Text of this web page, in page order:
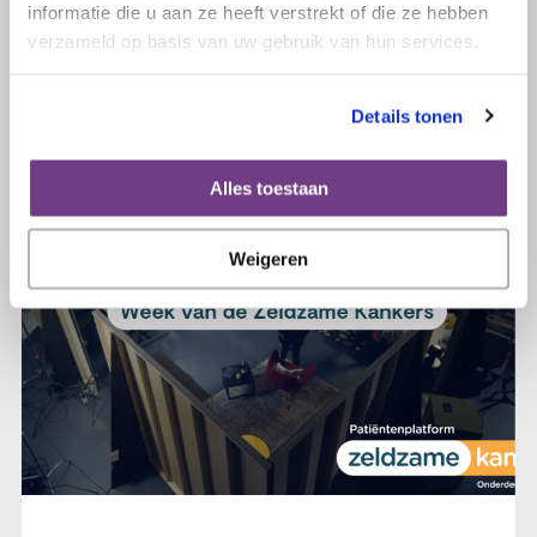
informatie die u aan ze heeft verstrekt of die ze hebben
verzameld op basis van uw gebruik van hun services.
Details tonen
Alles toestaan
Weigeren
Lees verder